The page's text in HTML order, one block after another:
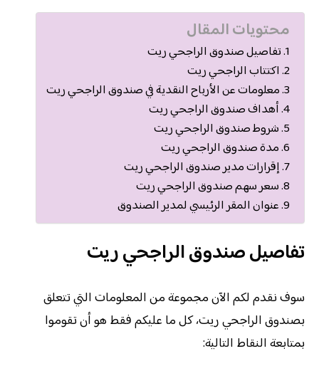
محتويات المقال
تفاصيل صندوق الراجحي ريت
اكتتاب الراجحي ريت
معلومات عن الأرباح النقدية في صندوق الراجحي ريت
أهداف صندوق الراجحي ريت
شروط صندوق الراجحي ريت
مدة صندوق الراجحي ريت
إقرارات مدير صندوق الراجحي ريت
سعر سهم صندوق الراجحي ريت
عنوان المقر الرئيسي لمدير الصندوق
تفاصيل صندوق الراجحي ريت
سوف نقدم لكم الآن مجموعة من المعلومات التي تتعلق
بصندوق الراجحي ريت، كل ما عليكم فقط هو أن تقوموا
بمتابعة النقاط التالية: